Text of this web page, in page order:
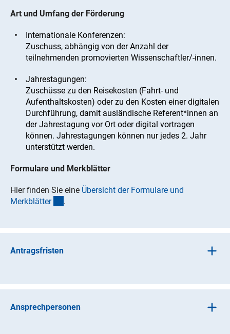
Art und Umfang der Förderung
Internationale Konferenzen:
Zuschuss, abhängig von der Anzahl der
teilnehmenden promovierten Wissenschaftler/-innen.
Jahrestagungen:
Zuschüsse zu den Reisekosten (Fahrt- und
Aufenthaltskosten) oder zu den Kosten einer digitalen
Durchführung, damit ausländische Referent*innen an
der Jahrestagung vor Ort oder digital vortragen
können. Jahrestagungen können nur jedes 2. Jahr
unterstützt werden.
Formulare und Merkblätter
Hier finden Sie eine Übersicht der Formulare und
Merkblätter (interner Link)
.
Antragsfristen
Veranstaltungsbeginn.
Ansprechpersonen